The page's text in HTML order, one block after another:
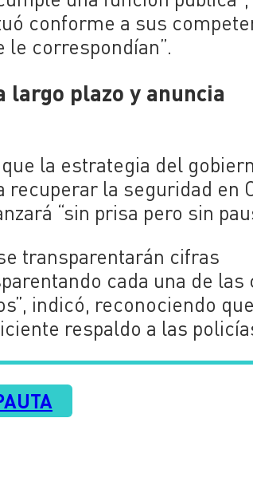
conforme a sus
le correspondían”.
largo plazo y anuncia
la estrategia del
recuperar la seguridad en
“sin prisa pero sin
transparentarán cifras
cada una de las
indicó, reconociendo
respaldo a las